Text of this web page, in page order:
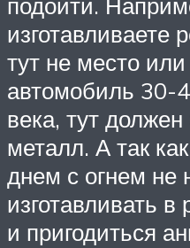
изготавливаете
тут не место
автомобиль 30-
века, тут
металл. А так
днем с огнем не
изготавливать
и пригодиться